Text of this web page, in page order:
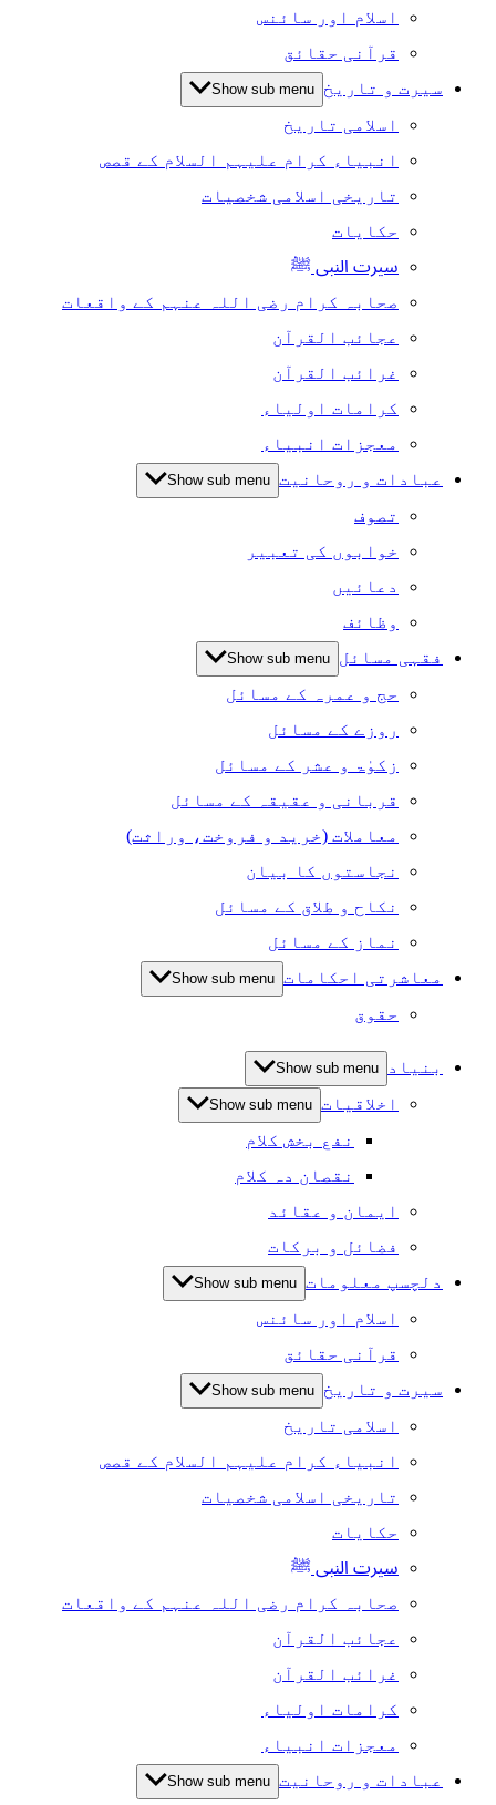
اسلام اور سائنس
قرآنی حقائق
سیرت و تاریخ Show sub menu
اسلامی تاریخ
انبیاء کرام علیہم السلام کے قصص
تاریخی اسلامی شخصیات
حکایات
سیرت النبی ﷺ
صحابہ کرام رضی اللہ عنہم کے واقعات
عجائب القرآن
غرائب القرآن
کرامات اولیاء
معجزات انبیاء
عبادات و روحانیت Show sub menu
تصوف
خوابوں کی تعبیر
دعائیں
وظائف
فقہی مسائل Show sub menu
حج و عمرہ کے مسائل
روزے کے مسائل
زکوٰۃ و عشر کے مسائل
قربانی و عقیقہ کے مسائل
معاملات (خرید و فروخت، وراثت)
نجاستوں کا بیان
نکاح و طلاق کے مسائل
نماز کے مسائل
معاشرتی احکامات Show sub menu
حقوق
بنیاد Show sub menu
اخلاقیات Show sub menu
نفع بخش کلام
نقصان دہ کلام
ایمان و عقائد
فضائل و برکات
دلچسپ معلومات Show sub menu
اسلام اور سائنس
قرآنی حقائق
سیرت و تاریخ Show sub menu
اسلامی تاریخ
انبیاء کرام علیہم السلام کے قصص
تاریخی اسلامی شخصیات
حکایات
سیرت النبی ﷺ
صحابہ کرام رضی اللہ عنہم کے واقعات
عجائب القرآن
غرائب القرآن
کرامات اولیاء
معجزات انبیاء
عبادات و روحانیت Show sub menu